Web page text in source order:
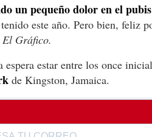
un pequeño dolor en el pubis
este año. Pero bien, feliz
El Gráfico.
estar entre los once
de Kingston, Jamaica.